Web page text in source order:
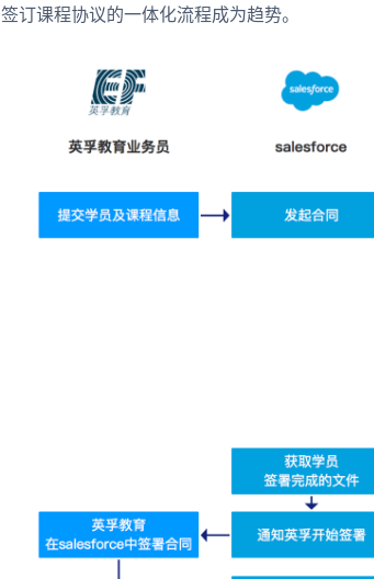
签订课程协议的一体化流程成为趋势。